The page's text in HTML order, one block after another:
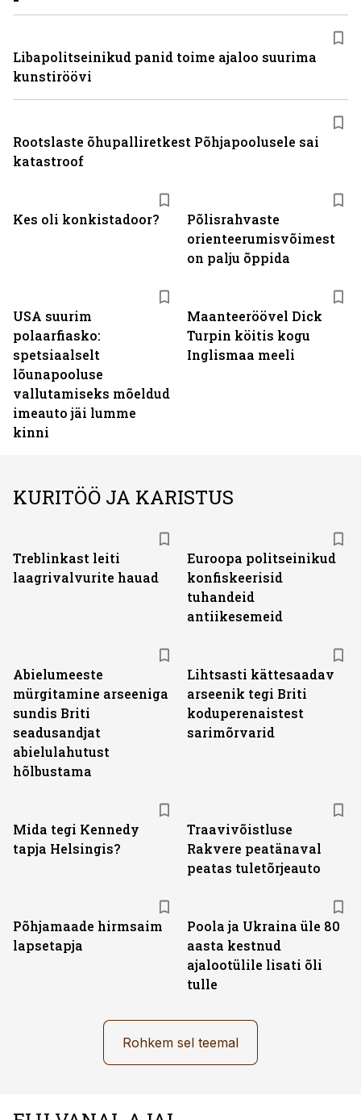
Kes oli konkistadoor?
Põlisrahvaste
orienteerumisvõimest
on palju õppida
USA suurim
polaarfiasko:
spetsiaalselt
lõunapooluse
vallutamiseks mõeldud
imeauto jäi lumme
kinni
Maanteeröövel Dick
Turpin köitis kogu
Inglismaa meeli
Libapolitseinikud panid toime ajaloo suurima
kunstiröövi
Rootslaste õhupalliretkest Põhjapoolusele sai
katastroof
KURITÖÖ JA KARISTUS
Treblinkast leiti
laagrivalvurite hauad
Euroopa politseinikud
konfiskeerisid
tuhandeid
antiikesemeid
Abielumeeste
mürgitamine arseeniga
sundis Briti
seadusandjat
abielulahutust
hõlbustama
Lihtsasti kättesaadav
arseenik tegi Briti
koduperenaistest
sarimõrvarid
Mida tegi Kennedy
tapja Helsingis?
Traavivõistluse
Rakvere peatänaval
peatas tuletõrjeauto
Põhjamaade hirmsaim
lapsetapja
Poola ja Ukraina üle 80
aasta kestnud
ajalootülile lisati õli
tulle
Rohkem sel teemal